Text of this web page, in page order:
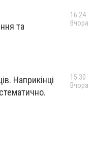
та
Наприкінці
16:24
Вчора
15:30
Вчора